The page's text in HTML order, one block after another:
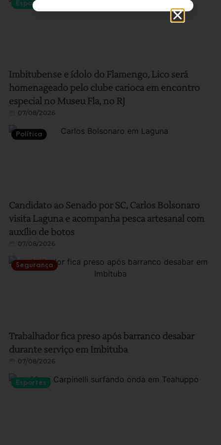
Esportes
Imbitubense e ídolo do Flamengo, Lico será
homenageado pelo clube carioca em encontro
especial no Museu Fla, no RJ
07/08/2026
Política
Candidato ao Senado por SC, Carlos Bolsonaro
visita Laguna e acompanha pesca artesanal com
auxílio de botos
07/08/2026
Segurança
Trabalhador fica preso após barranco desabar
durante serviço em Imbituba
07/08/2026
Esportes